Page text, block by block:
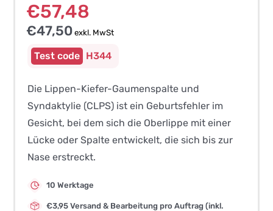
€57,48
€47,50exkl. MwSt
H344
Die Lippen-Kiefer-Gaumenspalte und
Syndaktylie (CLPS) ist ein Geburtsfehler im
Gesicht, bei dem sich die Oberlippe mit einer
Lücke oder Spalte entwickelt, die sich bis zur
Nase erstreckt.
10 Werktage
€3,95 Versand & Bearbeitung pro Auftrag (inkl.